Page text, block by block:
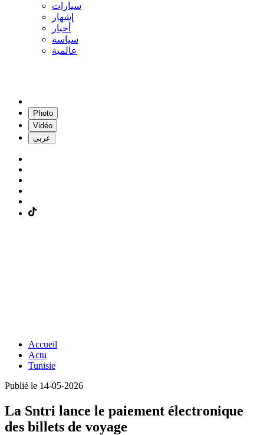
سيارات
إشهار
أخبار
سياسة
عالمية
Photo
Vidéo
عربي
Accueil
Actu
Tunisie
Publié le 14-05-2026
La Sntri lance le paiement électronique
des billets de voyage